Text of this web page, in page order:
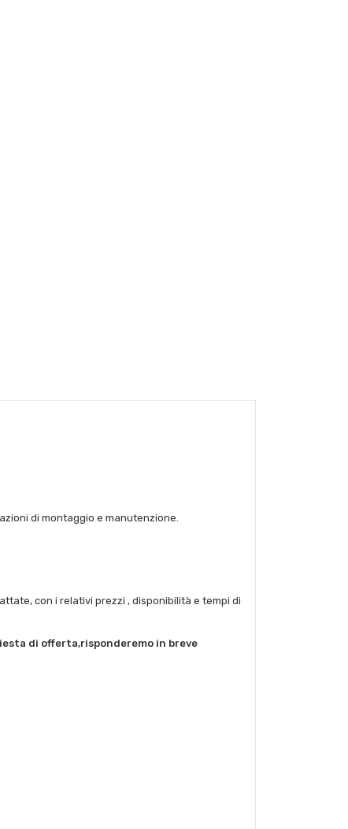
di montaggio e manutenzione.
con i relativi prezzi , disponibilità e tempi di
di offerta,risponderemo in breve